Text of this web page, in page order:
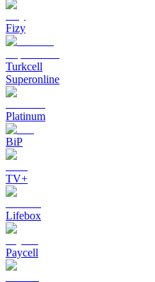
Fizy
Turkcell
Superonline
Platinum
BiP
TV+
Lifebox
Paycell